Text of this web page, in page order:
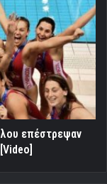
επέστρεψαν